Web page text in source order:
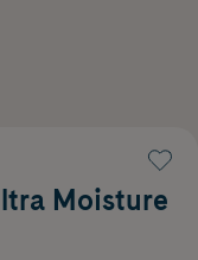
Moisture